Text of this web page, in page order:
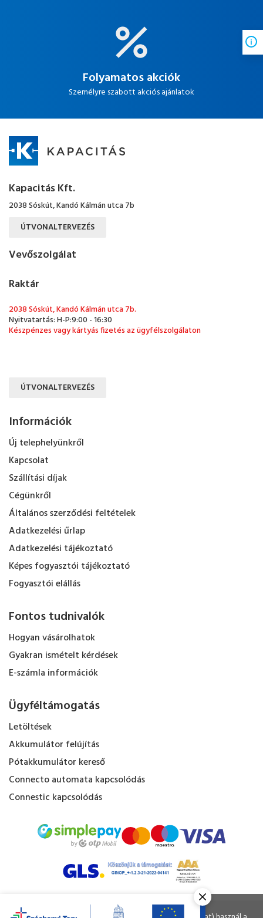
Folyamatos akciók
Személyre szabott akciós ajánlatok
Kapacitás Kft.
2038 Sóskút, Kandó Kálmán utca 7b
ÚTVONALTERVEZÉS
Vevőszolgálat
Raktár
2038 Sóskút, Kandó Kálmán utca 7b.
Nyitvatartás: H-P:9:00 - 16:30
Készpénzes vagy kártyás fizetés az ügyfélszolgálaton
ÚTVONALTERVEZÉS
Információk
Új telephelyünkről
Kapcsolat
Szállítási díjak
Cégünkről
Általános szerződési feltételek
Adatkezelési űrlap
Adatkezelési tájékoztató
Képes fogyasztói tájékoztató
Fogyasztói elállás
Fontos tudnivalók
Hogyan vásárolhatok
Gyakran ismételt kérdések
E-számla információk
Ügyféltámogatás
Letöltések
Akkumulátor felújítás
Pótakkumulátor kereső
Connecto automata kapcsolódás
Connestic kapcsolódás
Kapacitás Kft. © Minden jog fenntartva.